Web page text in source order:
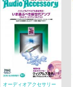
オーディオアクセサリー